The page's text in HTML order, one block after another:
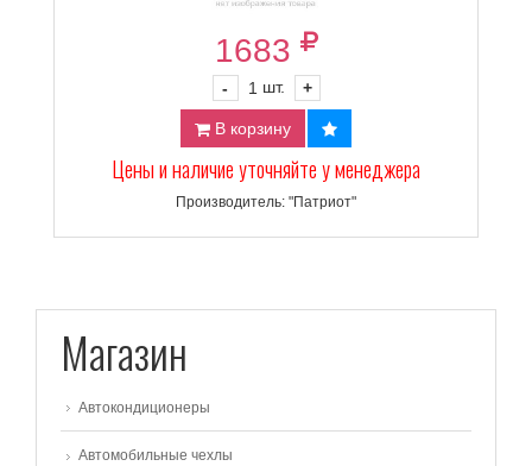
1683
- 1 шт. +
В корзину
Цены и наличие уточняйте у менеджера
Производитель: "Патриот"
Магазин
Автокондиционеры
Автомобильные чехлы